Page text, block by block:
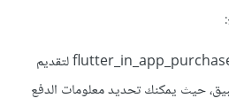
يمكنك استخدام مكتبات مثل flutter_in_app_purchase لتقديم
حيث يمكنك تحديد معلومات الدفع